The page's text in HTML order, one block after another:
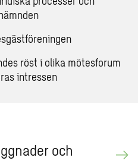
röst i olika mötesforum
intressen
och